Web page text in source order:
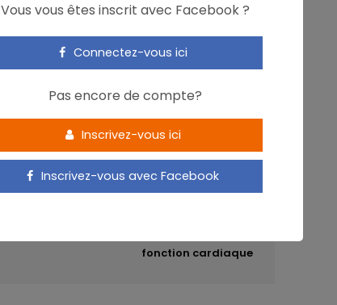
Nutrition Expert - Karott'
fonction cardiaque
Vous vous êtes inscrit avec Facebook ?
Connectez-vous ici
Pas encore de compte?
Inscrivez-vous ici
Inscrivez-vous avec Facebook